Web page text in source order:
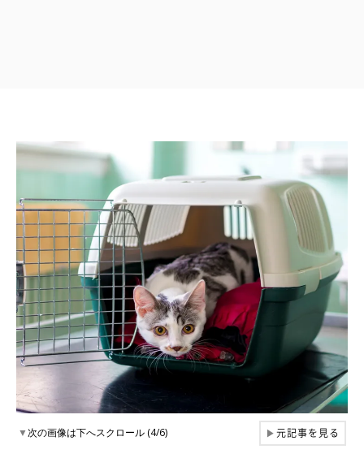
▼次の画像は下へスクロール (4/6) ▶元記事を見る